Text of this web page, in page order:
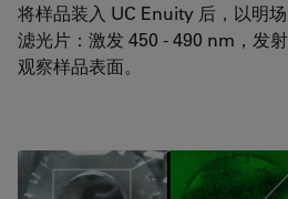
将样品装入 UC Enuity 后，以明
滤光片：激发 450 - 490 nm，发
观察样品表面。